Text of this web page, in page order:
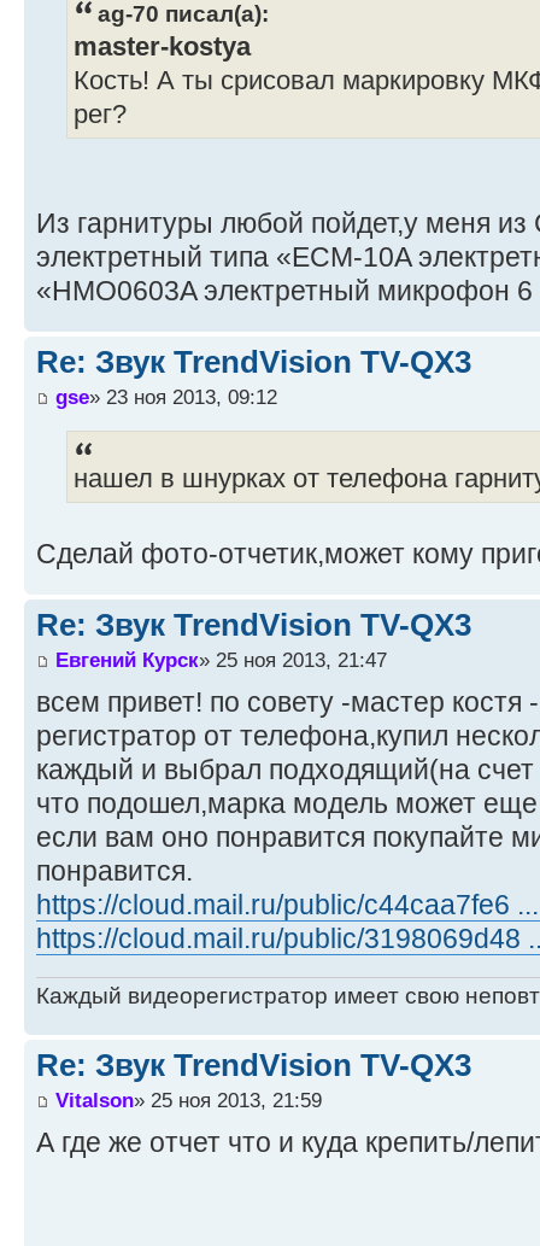
ag-70 писал(а):
master-kostya
Кость! А ты срисовал маркировку
рег?
Из гарнитуры любой пойдет,у меня
электретный типа «ECM-10A
«HMO0603A электретный микрофон
Re: Звук TrendVision TV-QX3
gse» 23 ноя 2013, 09:12
нашел в шнурках от телефона
Сделай фото-отчетик,может кому
Re: Звук TrendVision TV-QX3
Евгений Курск» 25 ноя 2013, 21:47
всем привет! по совету -мастер
регистратор от телефона,купил
каждый и выбрал подходящий(на счет
что подошел,марка модель может
если вам оно понравится покупайте
понравится.
https://cloud.mail.ru/public/c44caa7fe6
https://cloud.mail.ru/public/3198069d48
Каждый видеорегистратор имеет свою
Re: Звук TrendVision TV-QX3
Vitalson» 25 ноя 2013, 21:59
А где же отчет что и куда крепить/